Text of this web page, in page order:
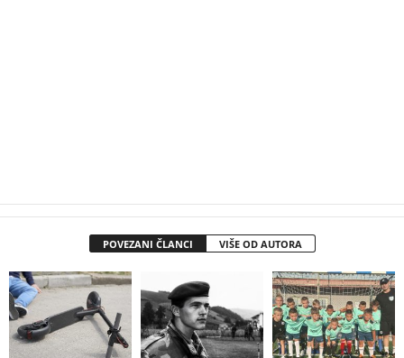
POVEZANI ČLANCI VIŠE OD AUTORA